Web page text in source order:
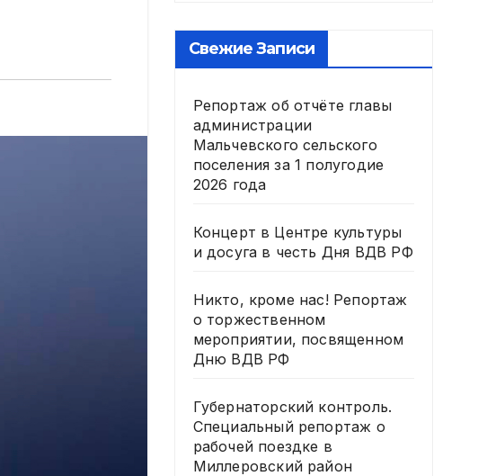
Свежие Записи
Репортаж об отчёте главы
администрации
Мальчевского сельского
поселения за 1 полугодие
2026 года
Концерт в Центре культуры
и досуга в честь Дня ВДВ РФ
Никто, кроме нас! Репортаж
о торжественном
мероприятии, посвященном
Дню ВДВ РФ
Губернаторский контроль.
Специальный репортаж о
рабочей поездке в
Миллеровский район